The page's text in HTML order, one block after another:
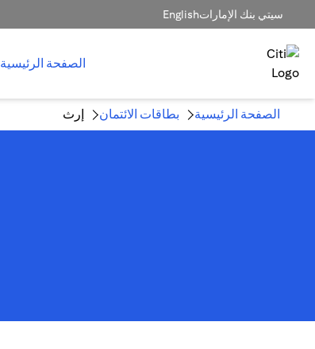
سيتي بنك الإماراتEnglish
الصفحة الرئيسية
الصفحة الرئيسية بطاقات الائتمان إرث